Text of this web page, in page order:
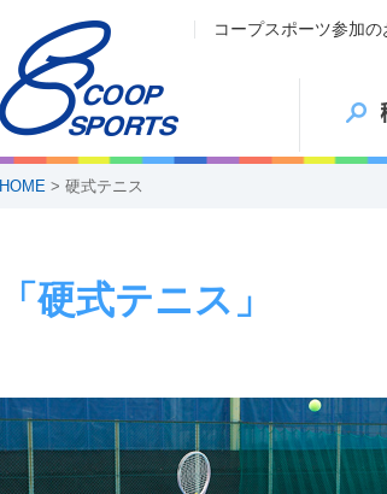
コープスポーツ参加の
HOME > 硬式テニス
「硬式テニス」